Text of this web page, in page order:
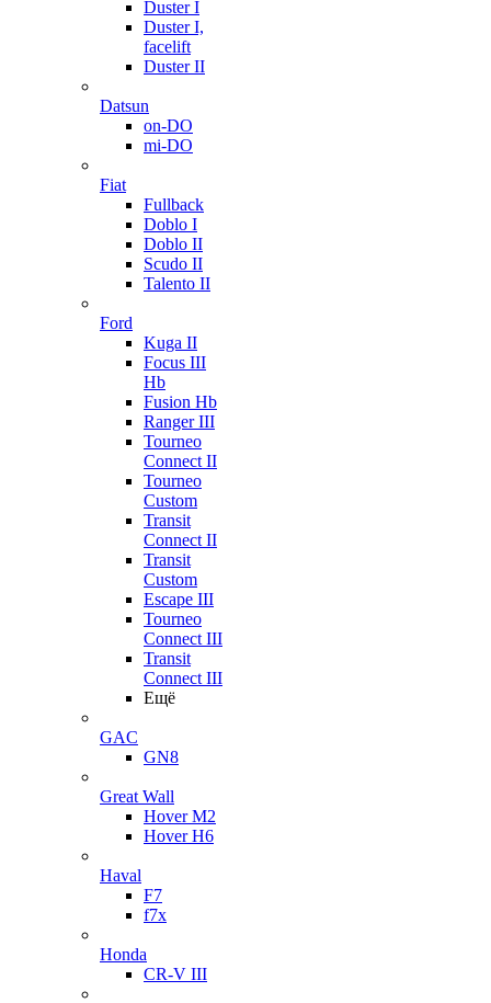
Duster I
Duster I,
facelift
Duster II
Datsun
on-DO
mi-DO
Fiat
Fullback
Doblo I
Doblo II
Scudo II
Talento II
Ford
Kuga II
Focus III
Hb
Fusion Hb
Ranger III
Tourneo
Connect II
Tourneo
Custom
Transit
Connect II
Transit
Custom
Escape III
Tourneo
Connect III
Transit
Connect III
Ещё
GAC
GN8
Great Wall
Hover M2
Hover H6
Haval
F7
f7x
Honda
CR-V III